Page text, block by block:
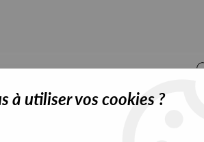
à utiliser vos cookies ?